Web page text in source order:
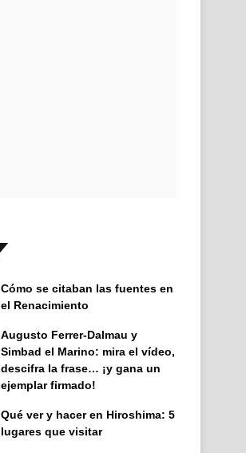
Cómo se citaban las fuentes en
el Renacimiento
Augusto Ferrer-Dalmau y
Simbad el Marino: mira el vídeo,
descifra la frase… ¡y gana un
ejemplar firmado!
Qué ver y hacer en Hiroshima: 5
lugares que visitar